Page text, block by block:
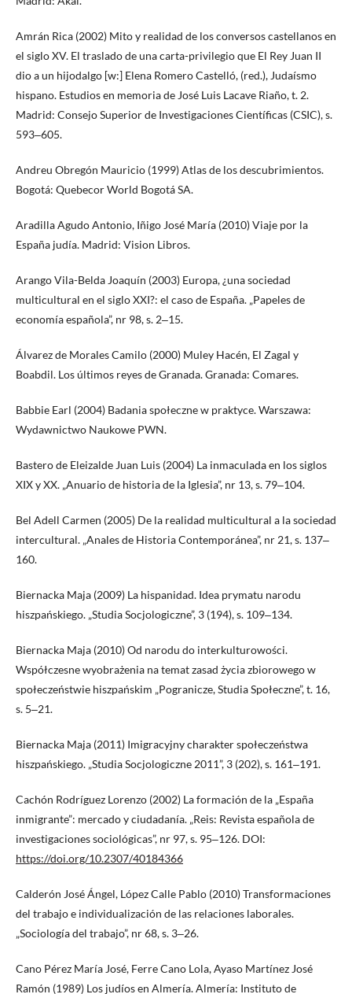
Amrán Rica (2002) Mito y realidad de los conversos castellanos en
el siglo XV. El traslado de una carta-privilegio que El Rey Juan II
dio a un hijodalgo [w:] Elena Romero Castelló, (red.), Judaísmo
hispano. Estudios en memoria de José Luis Lacave Riaño, t. 2.
Madrid: Consejo Superior de Investigaciones Científicas (CSIC), s.
593‒605.
Andreu Obregón Mauricio (1999) Atlas de los descubrimientos.
Bogotá: Quebecor World Bogotá SA.
Aradilla Agudo Antonio, Iñigo José María (2010) Viaje por la
España judía. Madrid: Vision Libros.
Arango Vila-Belda Joaquín (2003) Europa, ¿una sociedad
multicultural en el siglo XXI?: el caso de España. „Papeles de
economía española”, nr 98, s. 2‒15.
Álvarez de Morales Camilo (2000) Muley Hacén, El Zagal y
Boabdil. Los últimos reyes de Granada. Granada: Comares.
Babbie Earl (2004) Badania społeczne w praktyce. Warszawa:
Wydawnictwo Naukowe PWN.
Bastero de Eleizalde Juan Luis (2004) La inmaculada en los siglos
XIX y XX. „Anuario de historia de la Iglesia”, nr 13, s. 79‒104.
Bel Adell Carmen (2005) De la realidad multicultural a la sociedad
intercultural. „Anales de Historia Contemporánea”, nr 21, s. 137‒
160.
Biernacka Maja (2009) La hispanidad. Idea prymatu narodu
hiszpańskiego. „Studia Socjologiczne”, 3 (194), s. 109‒134.
Biernacka Maja (2010) Od narodu do interkulturowości.
Współczesne wyobrażenia na temat zasad życia zbiorowego w
społeczeństwie hiszpańskim „Pogranicze, Studia Społeczne”, t. 16,
s. 5‒21.
Biernacka Maja (2011) Imigracyjny charakter społeczeństwa
hiszpańskiego. „Studia Socjologiczne 2011”, 3 (202), s. 161‒191.
Cachón Rodríguez Lorenzo (2002) La formación de la „España
inmigrante”: mercado y ciudadanía. „Reis: Revista española de
investigaciones sociológicas”, nr 97, s. 95‒126. DOI:
https://doi.org/10.2307/40184366
Calderón José Ángel, López Calle Pablo (2010) Transformaciones
del trabajo e individualización de las relaciones laborales.
„Sociología del trabajo”, nr 68, s. 3‒26.
Cano Pérez María José, Ferre Cano Lola, Ayaso Martínez José
Ramón (1989) Los judíos en Almería. Almería: Instituto de